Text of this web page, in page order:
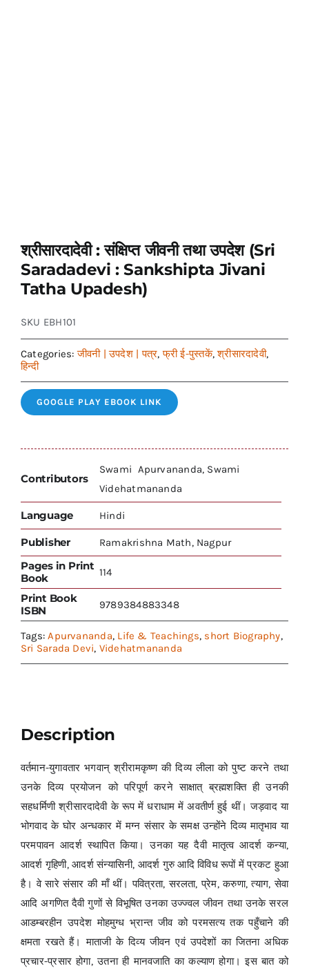
श्रीसारदादेवी : संक्षिप्त जीवनी तथा उपदेश (Sri
Saradadevi : Sankshipta Jivani
Tatha Upadesh)
SKU EBH101
Categories:जीवनी | उपदेश | पत्र,फ्री ई-पुस्तकें,श्रीसारदादेवी,
हिन्दी
GOOGLE PLAY EBOOK LINK
Contributors
Swami Apurvananda, Swami
Videhatmananda
Language Hindi
Publisher Ramakrishna Math, Nagpur
Pages in Print
Book
114
Print Book
ISBN
9789384883348
Tags:Apurvananda, Life & Teachings, short Biography,
Sri Sarada Devi, Videhatmananda
Description
वर्तमान-युगावतार भगवान् श्रीरामकृष्ण की दिव्य लीला को पुष्ट करने तथा
उनके दिव्य प्रयोजन को परिपूर्ण करने साक्षात् ब्रह्मशक्ति ही उनकी
सहधर्मिणी श्रीसारदादेवी के रूप में धराधाम में अवतीर्ण हुई थीं। जड़वाद या
भोगवाद के घोर अन्धकार में मग्न संसार के समक्ष उन्होंने दिव्य मातृभाव या
परमपावन आदर्श स्थापित किया। उनका यह दैवी मातृत्व आदर्श कन्या,
आदर्श गृहिणी, आदर्श संन्यासिनी, आदर्श गुरु आदि विविध रूपों में प्रकट हुआ
है। वे सारे संसार की माँ थीं। पवित्रता, सरलता, प्रेम, करुणा, त्याग, सेवा
आदि अगणित दैवी गुणों से विभूषित उनका उज्ज्वल जीवन तथा उनके सरल
आडम्बरहीन उपदेश मोहमुग्ध भ्रान्त जीव को परमसत्य तक पहुँचाने की
क्षमता रखते हैं। माताजी के दिव्य जीवन एवं उपदेशों का जितना अधिक
प्रचार-प्रसार होगा, उतना ही मानवजाति का कल्याण होगा। इस बात को